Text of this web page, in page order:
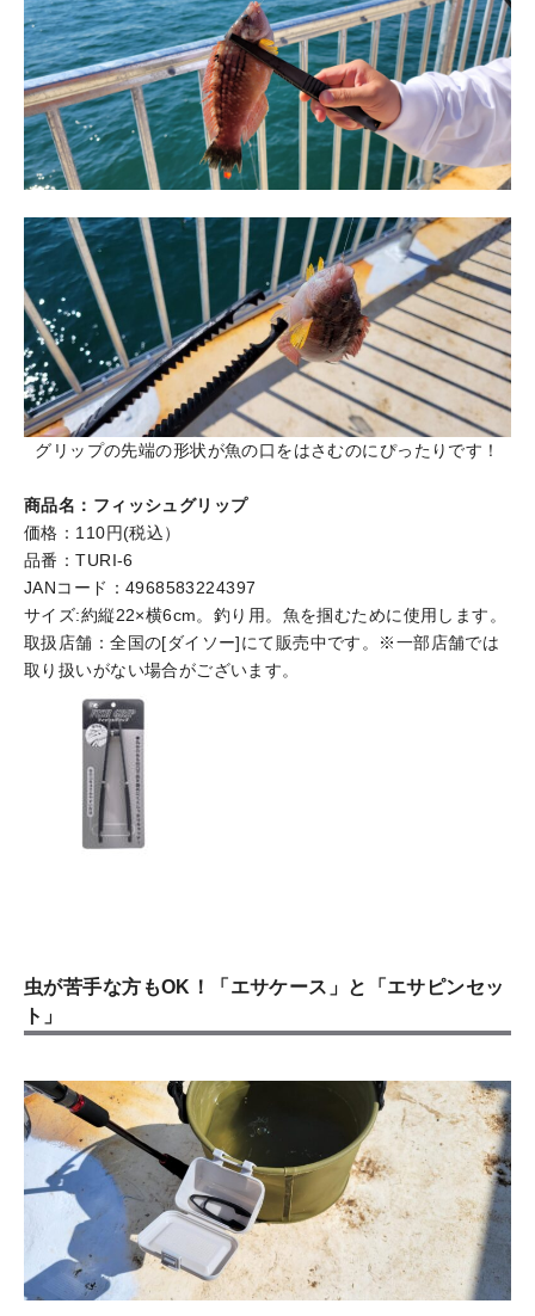
グリップの先端の形状が魚の口をはさむのにぴったりです！
商品名：フィッシュグリップ
価格：110円(税込）
品番：TURI-6
JANコード：4968583224397
サイズ:約縦22×横6cm。釣り用。魚を掴むために使用します。
取扱店舗：全国の[ダイソー]にて販売中です。※一部店舗では
取り扱いがない場合がございます。
虫が苦手な方もOK！「エサケース」と「エサピンセッ
ト」